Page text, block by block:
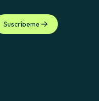
Suscríbeme